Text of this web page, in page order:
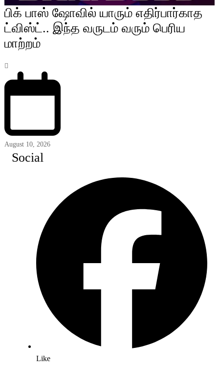
பிக் பாஸ் ஷோவில் யாரும் எதிர்பார்காத
ட்விஸ்ட்.. இந்த வருடம் வரும் பெரிய
மாற்றம்
August 10, 2026
Social
Like